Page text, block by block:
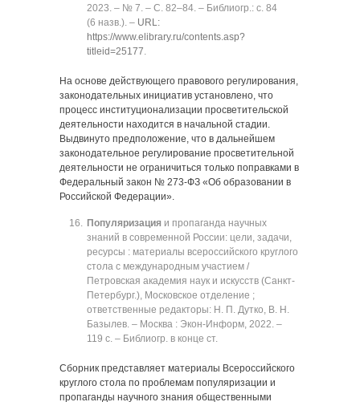
2023. ‒ № 7. ‒ C. 82‒84. ‒ Библиогр.: с. 84
(6 назв.). ‒ URL:
https://www.elibrary.ru/contents.asp?
titleid=25177.
На основе действующего правового регулирования,
законодательных инициатив установлено, что
процесс институционализации просветительской
деятельности находится в начальной стадии.
Выдвинуто предположение, что в дальнейшем
законодательное регулирование просветительной
деятельности не ограничиться только поправками в
Федеральный закон № 273-ФЗ «Об образовании в
Российской Федерации».
Популяризация и пропаганда научных
знаний в современной России: цели, задачи,
ресурсы : материалы всероссийского круглого
стола с международным участием /
Петровская академия наук и искусств (Санкт-
Петербург.), Московское отделение ;
ответственные редакторы: Н. П. Дутко, В. Н.
Базылев. ‒ Москва : Экон-Информ, 2022. ‒
119 с. ‒ Библиогр. в конце ст.
Сборник представляет материалы Всероссийского
круглого стола по проблемам популяризации и
пропаганды научного знания общественными